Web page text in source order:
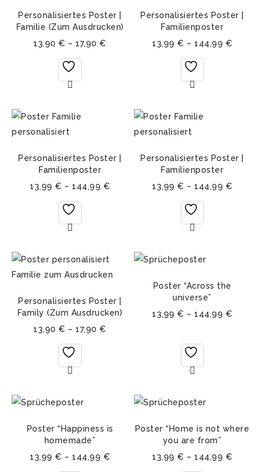
Personalisiertes Poster |
Familie (Zum Ausdrucken)
13,90€ –17,90€
Personalisiertes Poster |
Familienposter
13,99 € – 144,99 €
Personalisiertes Poster |
Familienposter
13,99 € – 144,99 €
Personalisiertes Poster |
Familienposter
13,99 € – 144,99 €
Personalisiertes Poster |
Family (Zum Ausdrucken)
13,90€ –17,90€
Poster “Across the
universe”
13,99 € – 144,99 €
Poster “Happiness is
homemade”
13,99 € – 144,99 €
Poster “Home is not where
you are from”
13,99 € – 144,99 €